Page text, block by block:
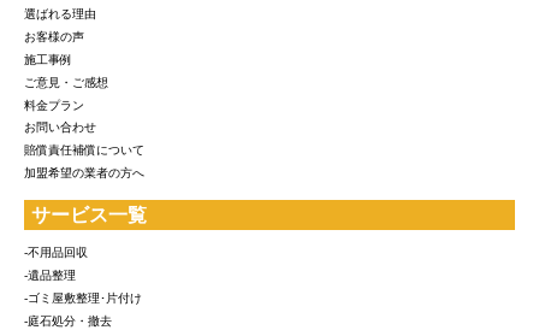
選ばれる理由
お客様の声
施工事例
ご意見・ご感想
料金プラン
お問い合わせ
賠償責任補償について
加盟希望の業者の方へ
サービス一覧
-不用品回収
-遺品整理
-ゴミ屋敷整理･片付け
-庭石処分・撤去